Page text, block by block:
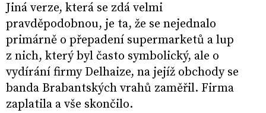
Jiná verze, která se zdá velmi
pravděpodobnou, je ta, že se nejednalo
primárně o přepadení supermarketů a lup
z nich, který byl často symbolický, ale o
vydírání firmy Delhaize, na jejíž obchody se
banda Brabantských vrahů zaměřil. Firma
zaplatila a vše skončilo.